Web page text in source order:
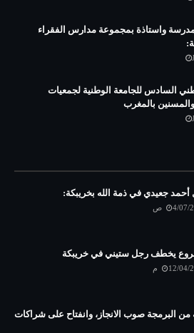
واستاذة بمجموعة مدارس الفقراء
السادس للجامعة الوطنية لجمعيات
والمسنين بالمغرب
أحمد جعيدي في ذمة الله بخريبكة:
ص
يخطف رجل ستيني في خريبكة
م
من البرمجة صوب الانجاز، وانفتاح على شراكات